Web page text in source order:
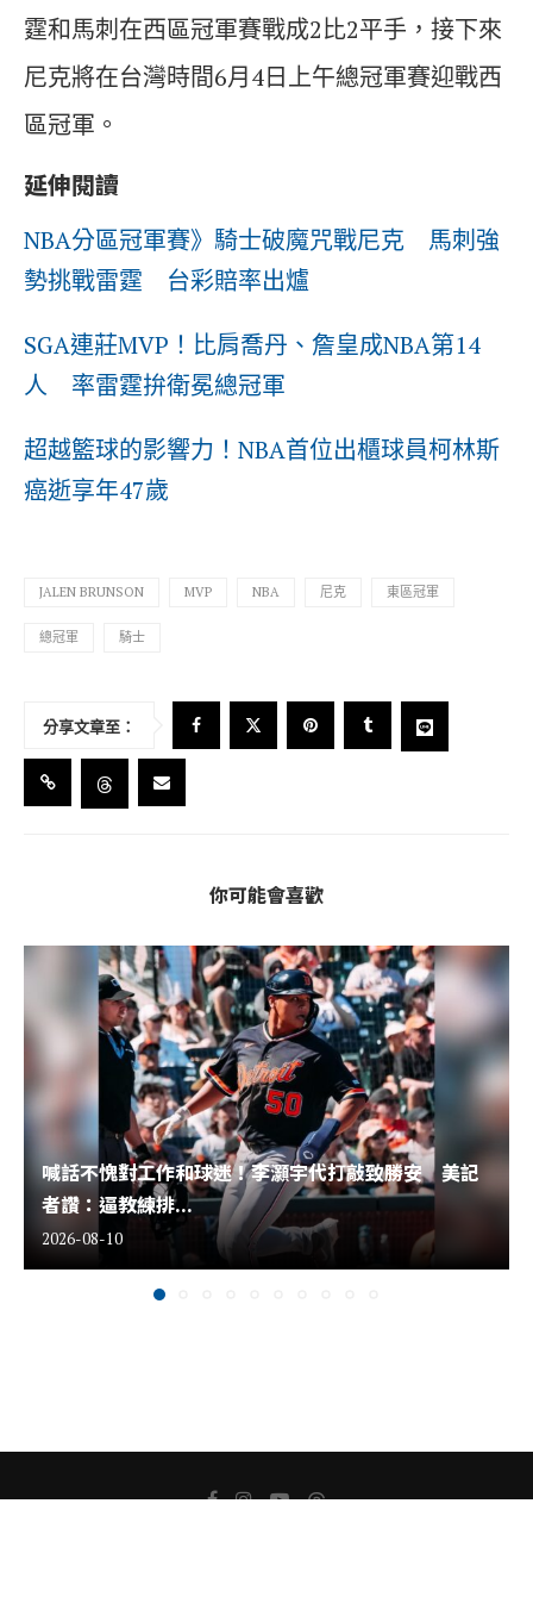
霆和馬刺在西區冠軍賽戰成2比2平手，接下來
尼克將在台灣時間6月4日上午總冠軍賽迎戰西
區冠軍。
延伸閱讀
NBA分區冠軍賽》騎士破魔咒戰尼克 馬刺強
勢挑戰雷霆 台彩賠率出爐
SGA連莊MVP！比肩喬丹、詹皇成NBA第14
人 率雷霆拚衛冕總冠軍
超越籃球的影響力！NBA首位出櫃球員柯林斯
癌逝享年47歲
JALEN BRUNSON MVP NBA 尼克 東區冠軍
總冠軍 騎士
分享文章至：
你可能會喜歡
喊話不愧對工作和球迷！李灝宇代打敲致勝安 美記
者讚：逼教練排...
2026-08-10